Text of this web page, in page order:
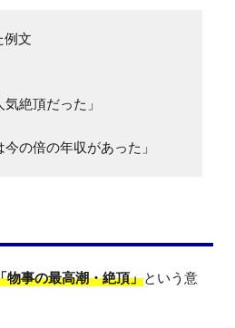
文
絶頂だった」
今の倍の年収があった」
物事の最高潮・絶頂」という意